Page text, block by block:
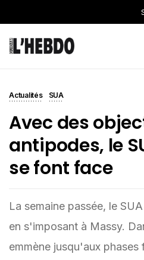
Actualités SUA
Avec des
antipodes, le
se font face
La semaine passée, le
en s'imposant à Massy.
emmène jusqu'aux phases